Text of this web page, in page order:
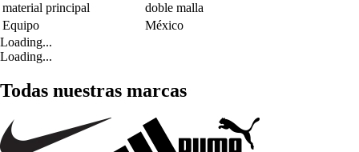
material principal
doble malla
Equipo
México
Loading...
Loading...
Todas nuestras marcas